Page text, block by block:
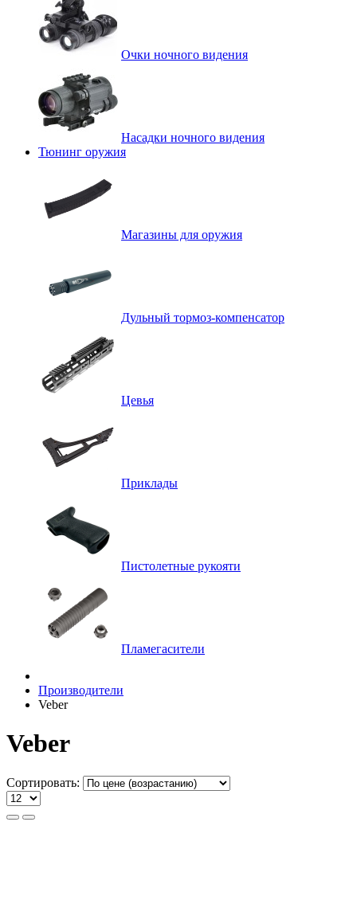
Очки ночного видения
Насадки ночного видения
Тюнинг оружия
Магазины для оружия
Дульный тормоз-компенсатор
Цевья
Приклады
Пистолетные рукояти
Пламегасители
Производители
Veber
Veber
Сортировать: